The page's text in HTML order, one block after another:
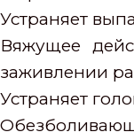
Устраняет
Вяжущее
заживлении
Устраняет